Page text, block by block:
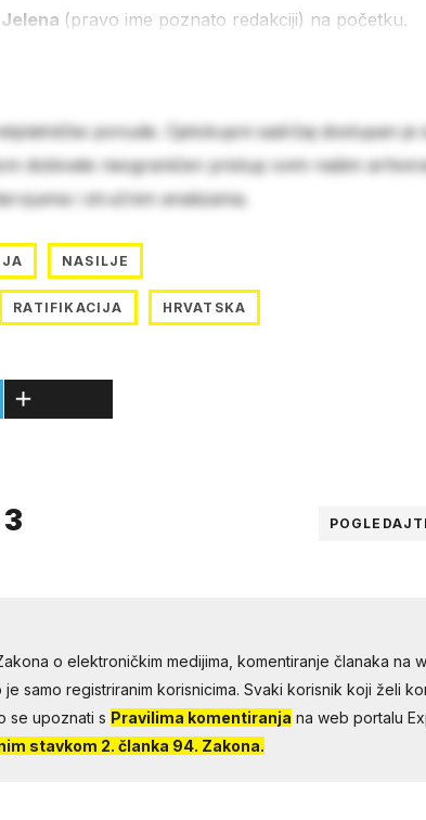
Jelena (pravo ime poznato redakciji) na početku.
ponude. Cjelokupni sadržaj dostupan je
dobivate neograničen pristup svim našim
i stručnim analizama.
NASILJE
RATIFIKACIJA HRVATSKA
o elektroničkim medijima, komentiranje članaka na
samo registriranim korisnicima. Svaki korisnik koji želi
se upoznati s Pravilima komentiranja na web portalu
stavkom 2. članka 94. Zakona.